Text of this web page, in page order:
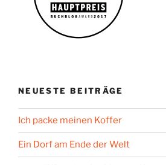
NEUESTE BEITRÄGE
Ich packe meinen Koffer
Ein Dorf am Ende der Welt